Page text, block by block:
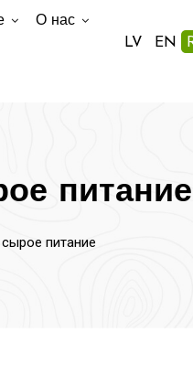
О нас
LV EN
питание
питание